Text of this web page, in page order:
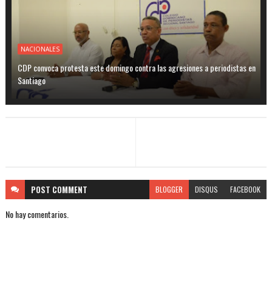
NACIONALES
CDP convoca protesta este domingo contra las agresiones a periodistas en
Santiago
POST COMMENT BLOGGER DISQUS FACEBOOK
No hay comentarios.